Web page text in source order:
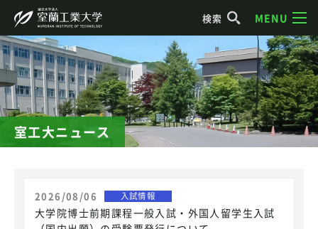
検索 MENU
室工大ニュース
2026/08/06 入試情報
大学院博士前期課程一般入試・外国人留学生入試